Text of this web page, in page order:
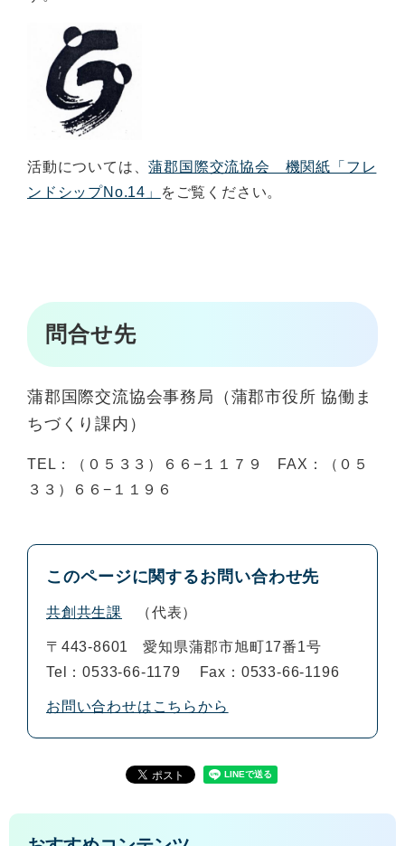
活動については、蒲郡国際交流協会 機関紙「フレ
ンドシップNo.14」
をご覧ください。
問合せ先
蒲郡国際交流協会事務局（蒲郡市役所 協働ま
ちづくり課内）
TEL：（０５３３）６６−１１７９ FAX：（０５
３３）６６−１１９６
このページに関するお問い合わせ先
共創共生課 代表
〒443-8601
愛知県蒲郡市旭町17番1号
Tel：0533-66-1179
Fax：0533-66-1196
お問い合わせはこちらから